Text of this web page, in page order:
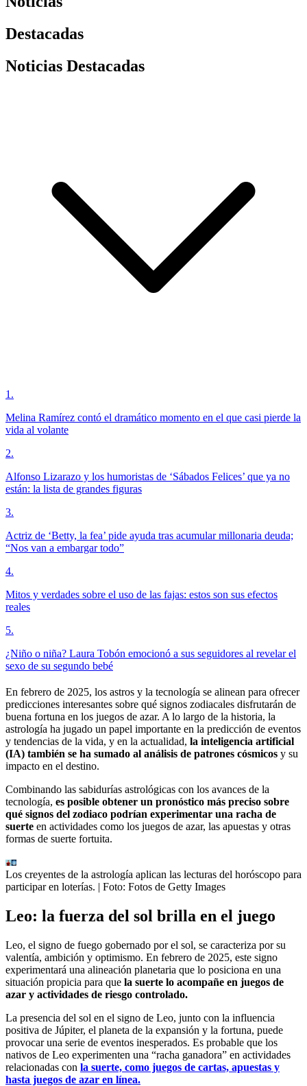
Destacadas
Noticias Destacadas
1 .
Melina Ramírez contó el dramático momento en el que casi pierde la
vida al volante
2.
Alfonso Lizarazo y los humoristas de ‘Sábados Felices’ que ya no
están: la lista de grandes figuras
3.
Actriz de ‘Betty, la fea’ pide ayuda tras acumular millonaria deuda;
“Nos van a embargar todo”
4.
Mitos y verdades sobre el uso de las fajas: estos son sus efectos
reales
5.
¿Niño o niña? Laura Tobón emocionó a sus seguidores al revelar el
sexo de su segundo bebé
En febrero de 2025, los astros y la tecnología se alinean para ofrecer
predicciones interesantes sobre qué signos zodiacales disfrutarán de
buena fortuna en los juegos de azar. A lo largo de la historia, la
astrología ha jugado un papel importante en la predicción de eventos
y tendencias de la vida, y en la actualidad, la inteligencia artificial
(IA) también se ha sumado al análisis de patrones cósmicos y su
impacto en el destino.
Combinando las sabidurías astrológicas con los avances de la
tecnología, es posible obtener un pronóstico más preciso sobre
qué signos del zodiaco podrían experimentar una racha de
suerte en actividades como los juegos de azar, las apuestas y otras
formas de suerte fortuita.
Los creyentes de la astrología aplican las lecturas del horóscopo para
participar en loterías. | Foto: Fotos de Getty Images
Leo: la fuerza del sol brilla en el juego
Leo, el signo de fuego gobernado por el sol, se caracteriza por su
valentía, ambición y optimismo. En febrero de 2025, este signo
experimentará una alineación planetaria que lo posiciona en una
situación propicia para que la suerte lo acompañe en juegos de
azar y actividades de riesgo controlado.
La presencia del sol en el signo de Leo, junto con la influencia
positiva de Júpiter, el planeta de la expansión y la fortuna, puede
provocar una serie de eventos inesperados. Es probable que los
nativos de Leo experimenten una “racha ganadora” en actividades
relacionadas con la suerte, como juegos de cartas, apuestas y
hasta juegos de azar en línea.